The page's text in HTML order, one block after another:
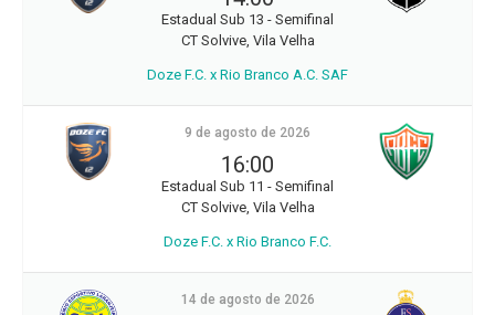
Estadual Sub 13 - Semifinal
CT Solvive, Vila Velha
Doze F.C. x Rio Branco A.C. SAF
9 de agosto de 2026
16:00
Estadual Sub 11 - Semifinal
CT Solvive, Vila Velha
Doze F.C. x Rio Branco F.C.
14 de agosto de 2026